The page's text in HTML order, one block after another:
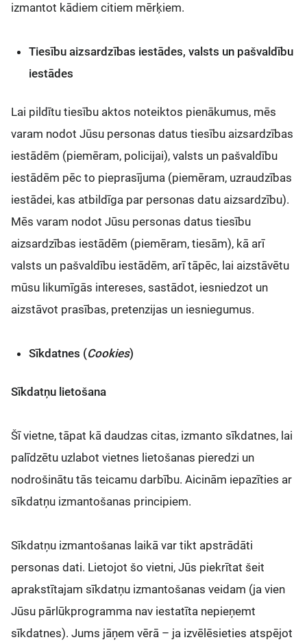
izmantot kādiem citiem mērķiem.
Tiesību aizsardzības iestādes, valsts un pašvaldību
iestādes
Lai pildītu tiesību aktos noteiktos pienākumus, mēs
varam nodot Jūsu personas datus tiesību aizsardzības
iestādēm (piemēram, policijai), valsts un pašvaldību
iestādēm pēc to pieprasījuma (piemēram, uzraudzības
iestādei, kas atbildīga par personas datu aizsardzību).
Mēs varam nodot Jūsu personas datus tiesību
aizsardzības iestādēm (piemēram, tiesām), kā arī
valsts un pašvaldību iestādēm, arī tāpēc, lai aizstāvētu
mūsu likumīgās intereses, sastādot, iesniedzot un
aizstāvot prasības, pretenzijas un iesniegumus.
Sīkdatnes (Cookies)
Sīkdatņu lietošana
Šī vietne, tāpat kā daudzas citas, izmanto sīkdatnes, lai
palīdzētu uzlabot vietnes lietošanas pieredzi un
nodrošinātu tās teicamu darbību. Aicinām iepazīties ar
sīkdatņu izmantošanas principiem.
Sīkdatņu izmantošanas laikā var tikt apstrādāti
personas dati. Lietojot šo vietni, Jūs piekrītat šeit
aprakstītajam sīkdatņu izmantošanas veidam (ja vien
Jūsu pārlūkprogramma nav iestatīta nepieņemt
sīkdatnes). Jums jāņem vērā – ja izvēlēsieties atspējot